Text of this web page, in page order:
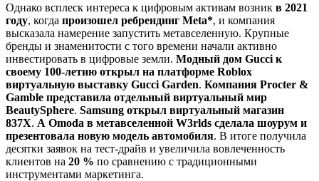
Однако всплеск интереса к цифровым активам возник в 2021
году, когда произошел ребрендинг Meta*, и компания
высказала намерение запустить метавселенную. Крупные
бренды и знаменитости с того времени начали активно
инвестировать в цифровые земли. Модный дом Gucci к
своему 100-летию открыл на платформе Roblox
виртуальную выставку Gucci Garden. Компания Procter &
Gamble представила отдельный виртуальный мир
BeautySphere. Samsung открыл виртуальный магазин
837X. А Omoda в метавселенной W3rlds сделала шоурум и
презентовала новую модель автомобиля. В итоге получила
десятки заявок на тест-драйв и увеличила вовлеченность
клиентов на 20 % по сравнению с традиционными
инструментами маркетинга.